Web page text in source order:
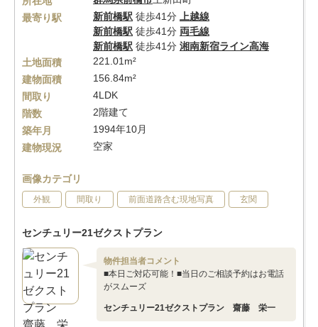
最寄り駅
新前橋駅 徒歩41分
上越線
新前橋駅 徒歩41分 両毛線
新前橋駅 徒歩41分 湘南新宿ライン高海
土地面積
221.01m²
建物面積
156.84m²
間取り
4LDK
階数
2階建て
築年月
1994年10月
建物現況
空家
画像カテゴリ
外観 間取り 前面道路含む現地写真 玄関
センチュリー21ゼクストプラン
物件担当者コメント
■本日ご対応可能！■当日のご相談予約はお電話
がスムーズ
センチュリー21ゼクストプラン 齋藤 栄一